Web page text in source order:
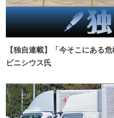
【独自連載】「今そこにある
ビニシウス氏